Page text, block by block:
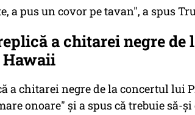
a pus un covor pe tavan", a spus
a chitarei negre de
a chitarei negre de la concertul lui
onoare" şi a spus că trebuie să-şi